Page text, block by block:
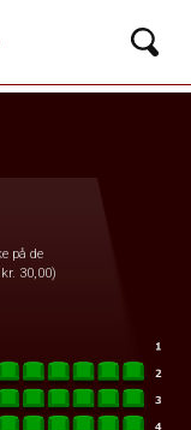
på de
30,00)